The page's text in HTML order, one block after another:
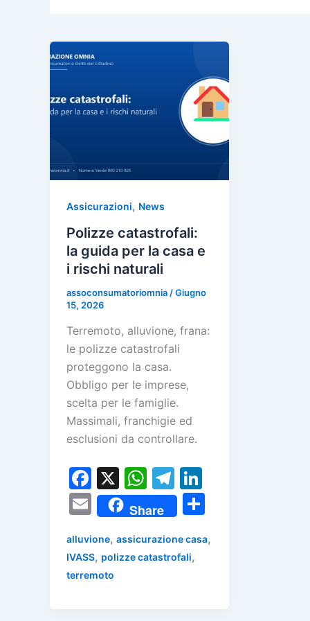
Assicurazioni, News
Polizze catastrofali:
la guida per la casa e
i rischi naturali
assoconsumatoriomnia /Giugno
15, 2026
Terremoto, alluvione, frana:
le polizze catastrofali
proteggono la casa.
Obbligo per le imprese,
scelta per le famiglie.
Massimali, franchigie ed
esclusioni da controllare.
F
a
c
e
b
X
W
h
at
s
A
T
el
e
gr
a
n
k
e
E
m
ai
l
Share
n
alluvione, assicurazione casa,
IVASS, polizze catastrofali,
terremoto